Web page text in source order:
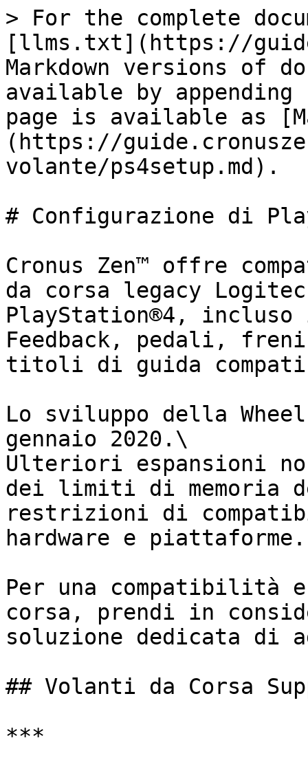
> For the complete
[llms.txt](https://
Markdown versions of
available by
page is available as
(https://
volante/ps4setup.md).
# Configurazione di
Cronus Zen™ offre
da corsa legacy
PlayStation®4,
Feedback, pedali,
titoli di guida
Lo sviluppo della
gennaio 2020.\
Ulteriori espansioni
dei limiti di memoria
restrizioni di
hardware e piattaforme.
﻿Per una compatibilità
corsa, prendi in
soluzione dedicata di
## Volanti da Corsa
***